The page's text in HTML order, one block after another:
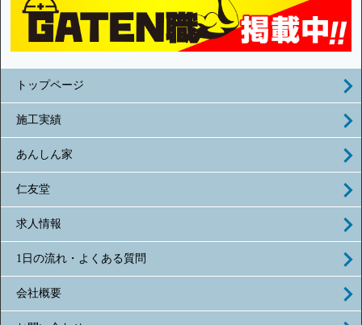
トップページ
施工実績
あんしん家
仁友堂
求人情報
1日の流れ・よくある質問
会社概要